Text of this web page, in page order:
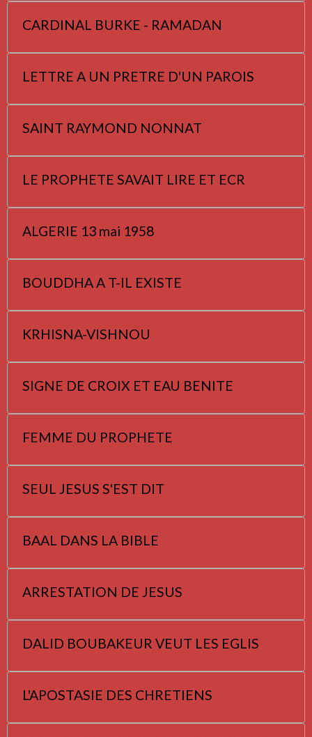
CARDINAL BURKE - RAMADAN
LETTRE A UN PRETRE D'UN PAROIS
SAINT RAYMOND NONNAT
LE PROPHETE SAVAIT LIRE ET ECR
ALGERIE 13 mai 1958
BOUDDHA A T-IL EXISTE
KRHISNA-VISHNOU
SIGNE DE CROIX ET EAU BENITE
FEMME DU PROPHETE
SEUL JESUS S'EST DIT
BAAL DANS LA BIBLE
ARRESTATION DE JESUS
DALID BOUBAKEUR VEUT LES EGLIS
L'APOSTASIE DES CHRETIENS